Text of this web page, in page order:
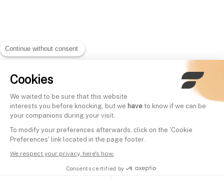
Continue without consent
Cookies
We waited to be sure that this website
interests you before knocking, but we have to know if we can be
your companions during your visit.
To modify your preferences afterwards, click on the 'Cookie
Preferences' link located in the page footer.
We respect your privacy, here's how.
Consents certified by